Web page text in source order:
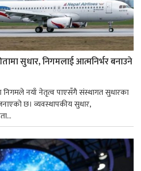
सुधार, निगमलाई आत्मनिर्भर बनाउने
निगमले नयाँ नेतृत्व पाएसँगै संस्थागत सुधारका
छ। व्यवस्थापकीय सुधार,